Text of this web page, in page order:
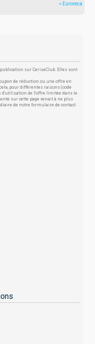
» Euroreca
sur CeriseClub. Elles sont
de réduction ou une offre en
pour différentes raisons (code
d'utilisation de l'offre limitée dans le
sur cette page venait à ne plus
de notre formulaire de contact.